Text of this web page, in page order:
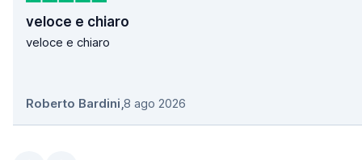
veloce e chiaro
veloce e chiaro
Roberto Bardini,8 ago 2026